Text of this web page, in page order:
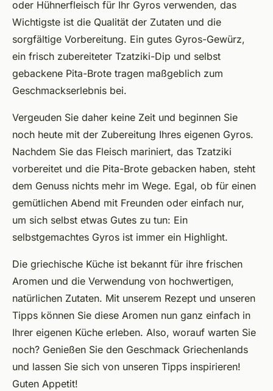
oder Hühnerfleisch für Ihr Gyros verwenden, das
Wichtigste ist die Qualität der Zutaten und die
sorgfältige Vorbereitung. Ein gutes Gyros-Gewürz,
ein frisch zubereiteter Tzatziki-Dip und selbst
gebackene Pita-Brote tragen maßgeblich zum
Geschmackserlebnis bei.
Vergeuden Sie daher keine Zeit und beginnen Sie
noch heute mit der Zubereitung Ihres eigenen Gyros.
Nachdem Sie das Fleisch mariniert, das Tzatziki
vorbereitet und die Pita-Brote gebacken haben, steht
dem Genuss nichts mehr im Wege. Egal, ob für einen
gemütlichen Abend mit Freunden oder einfach nur,
um sich selbst etwas Gutes zu tun: Ein
selbstgemachtes Gyros ist immer ein Highlight.
Die griechische Küche ist bekannt für ihre frischen
Aromen und die Verwendung von hochwertigen,
natürlichen Zutaten. Mit unserem Rezept und unseren
Tipps können Sie diese Aromen nun ganz einfach in
Ihrer eigenen Küche erleben. Also, worauf warten Sie
noch? Genießen Sie den Geschmack Griechenlands
und lassen Sie sich von unseren Tipps inspirieren!
Guten Appetit!